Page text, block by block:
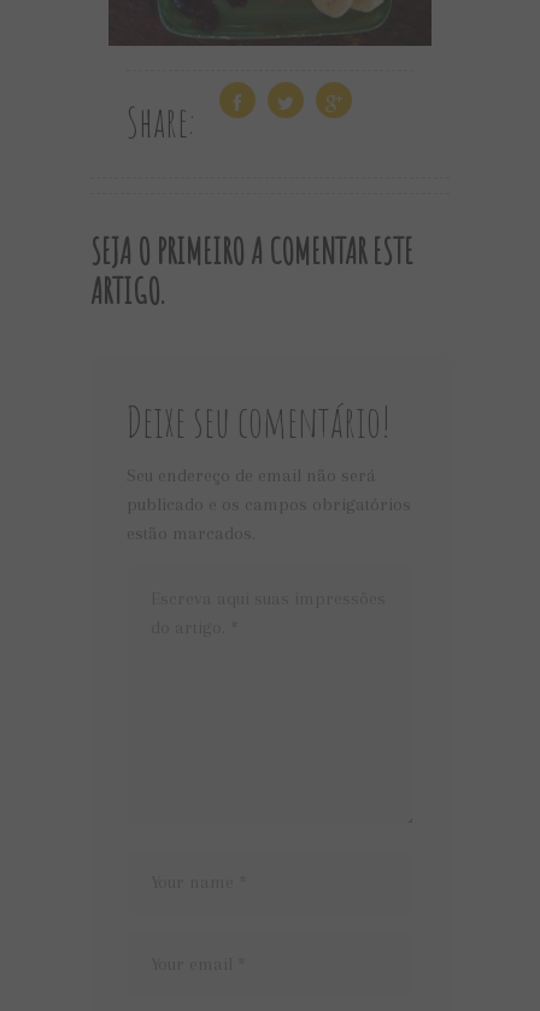
Share:
SEJA O PRIMEIRO A COMENTAR ESTE
ARTIGO.
Deixe seu comentário!
Seu endereço de email não será
publicado e os campos obrigatórios
estão marcados.